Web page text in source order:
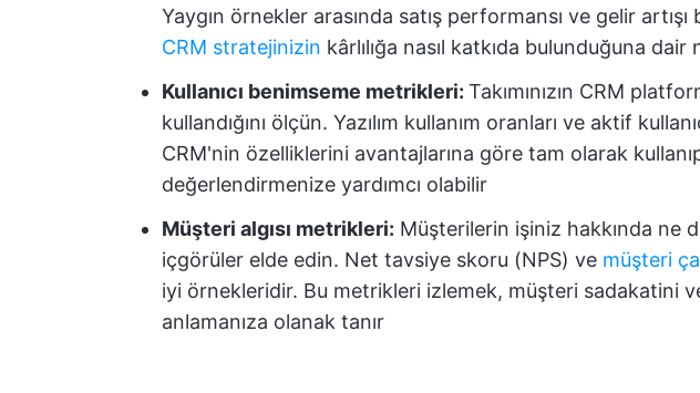
Yaygın örnekler arasında satış performansı ve gelir
CRM stratejinizin kârlılığa nasıl katkıda bulunduğuna
Kullanıcı benimseme metrikleri: Takımınızın CRM
kullandığını ölçün. Yazılım kullanım oranları ve aktif
CRM'nin özelliklerini avantajlarına göre tam olarak kullanıp
değerlendirmenize yardımcı olabilir
Müşteri algısı metrikleri: Müşterilerin işiniz hakkında ne
içgörüler elde edin. Net tavsiye skoru (NPS) ve müşteri
iyi örnekleridir. Bu metrikleri izlemek, müşteri sadakatini
anlamanıza olanak tanır